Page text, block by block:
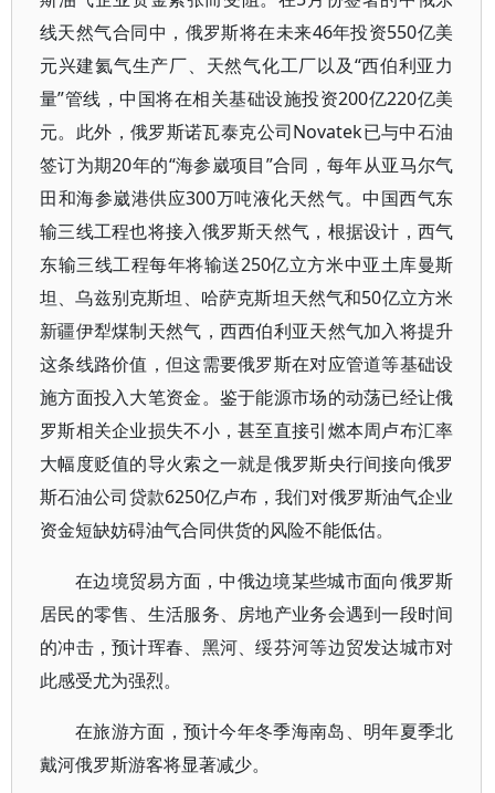
线天然气合同中，俄罗斯将在未来46年投资550亿美
元兴建氦气生产厂、天然气化工厂以及“西伯利亚力
量”管线，中国将在相关基础设施投资200亿220亿美
元。此外，俄罗斯诺瓦泰克公司Novatek已与中石油
签订为期20年的“海参崴项目”合同，每年从亚马尔气
田和海参崴港供应300万吨液化天然气。中国西气东
输三线工程也将接入俄罗斯天然气，根据设计，西气
东输三线工程每年将输送250亿立方米中亚土库曼斯
坦、乌兹别克斯坦、哈萨克斯坦天然气和50亿立方米
新疆伊犁煤制天然气，西西伯利亚天然气加入将提升
这条线路价值，但这需要俄罗斯在对应管道等基础设
施方面投入大笔资金。鉴于能源市场的动荡已经让俄
罗斯相关企业损失不小，甚至直接引燃本周卢布汇率
大幅度贬值的导火索之一就是俄罗斯央行间接向俄罗
斯石油公司贷款6250亿卢布，我们对俄罗斯油气企业
资金短缺妨碍油气合同供货的风险不能低估。
在边境贸易方面，中俄边境某些城市面向俄罗斯
居民的零售、生活服务、房地产业务会遇到一段时间
的冲击，预计珲春、黑河、绥芬河等边贸发达城市对
此感受尤为强烈。
在旅游方面，预计今年冬季海南岛、明年夏季北
戴河俄罗斯游客将显著减少。